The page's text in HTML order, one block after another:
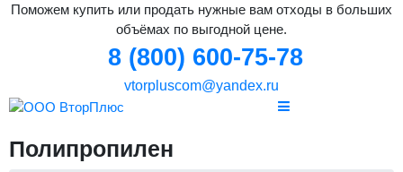
Поможем купить или продать нужные вам отходы в больших
объёмах по выгодной цене.
8 (800) 600-75-78
vtorpluscom@yandex.ru
Полипропилен